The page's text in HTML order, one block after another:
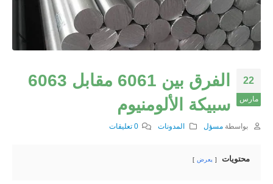
22
مارس
الفرق بين 6061 مقابل 6063
سبيكة الألومنيوم
بواسطة مسؤل المدونات 0 تعليقات
محتويات يعرض